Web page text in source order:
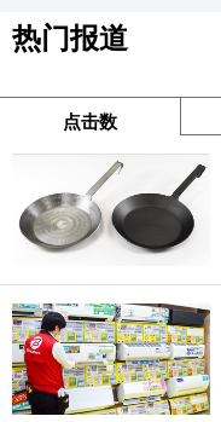
热门报道
点击数